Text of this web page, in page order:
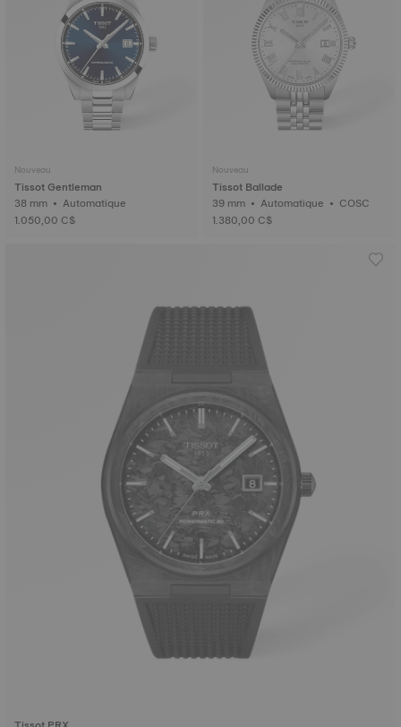
Nouveau
Tissot Gentleman
38 mm • Automatique
1.050,00 C$
Nouveau
Tissot Ballade
39 mm • Automatique • COSC
1.380,00 C$